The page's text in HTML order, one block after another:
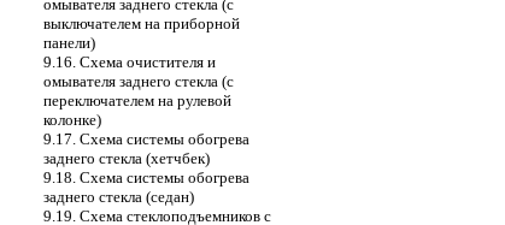
омывателя заднего стекла (с
выключателем на приборной
панели)
9.16. Схема очистителя и
омывателя заднего стекла (с
переключателем на рулевой
колонке)
9.17. Схема системы обогрева
заднего стекла (хетчбек)
9.18. Схема системы обогрева
заднего стекла (седан)
9.19. Схема стеклоподъемников с